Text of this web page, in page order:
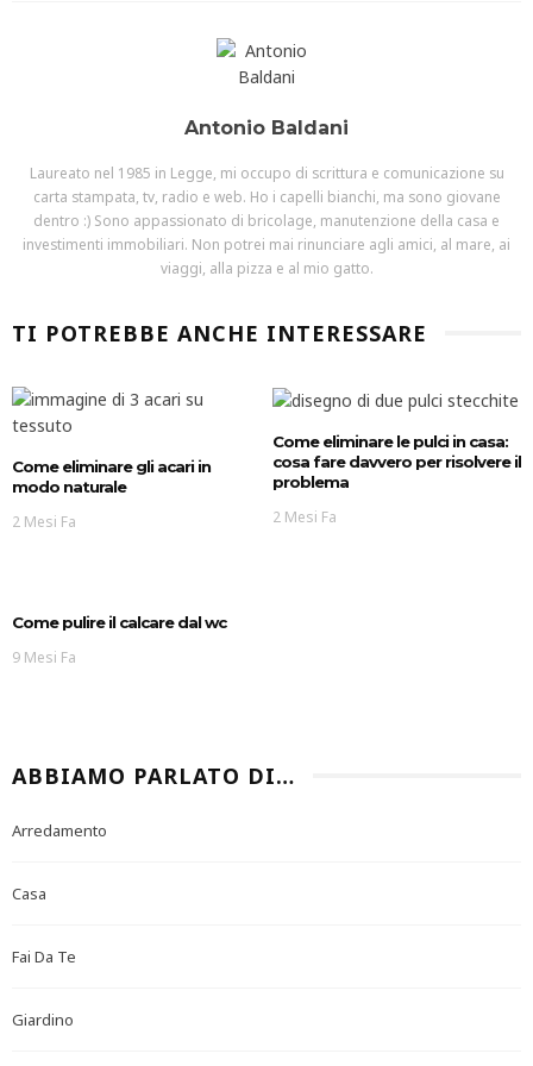
Antonio Baldani
Laureato nel 1985 in Legge, mi occupo di scrittura e comunicazione su
carta stampata, tv, radio e web. Ho i capelli bianchi, ma sono giovane
dentro :) Sono appassionato di bricolage, manutenzione della casa e
investimenti immobiliari. Non potrei mai rinunciare agli amici, al mare, ai
viaggi, alla pizza e al mio gatto.
TI POTREBBE ANCHE INTERESSARE
Come eliminare gli acari in
modo naturale
2 Mesi Fa
Come eliminare le pulci in casa:
cosa fare davvero per risolvere il
problema
2 Mesi Fa
Come pulire il calcare dal wc
9 Mesi Fa
ABBIAMO PARLATO DI…
Arredamento
Casa
Fai Da Te
Giardino